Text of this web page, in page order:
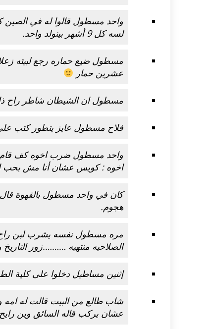
واحد مسطول قالوا له في الصين
لسه كل 9 أشهر بينولد واحد.
مسطول ضيع حماره رجع لبيته
عشرين حمار
مسطول ان الشيطان شاطر راح
فلاح مسطول عايز يتطور كتب على
واحد مسطول ضرب اخوه كف قام
اخوه : كويس عشان أنا مش بحب
كان في واحد مسطول بالقهوة
هجوم.
مره مسطول نفسه يشرب لبن راح
الصلاحيه منتهيه ……….زور
إثنين مساطيل دخلوا على كلية
شاب طالع من البيت قالت له
عشان يركب قاله السائق وين